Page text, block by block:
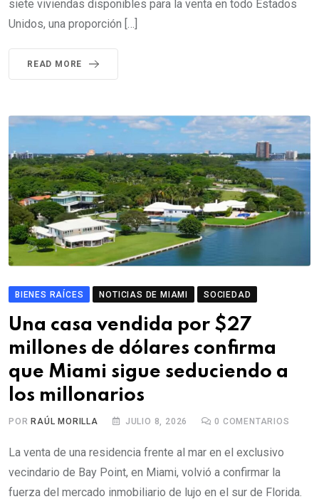
siete viviendas disponibles para la venta en todo Estados
Unidos, una proporción […]
READ MORE
BIENES RAÍCES NOTICIAS DE MIAMI SOCIEDAD
Una casa vendida por $27
millones de dólares confirma
que Miami sigue seduciendo a
los millonarios
PORRAÚL MORILLA JULIO 8, 2026 0 COMENTARIOS
La venta de una residencia frente al mar en el exclusivo
vecindario de Bay Point, en Miami, volvió a confirmar la
fuerza del mercado inmobiliario de lujo en el sur de Florida.